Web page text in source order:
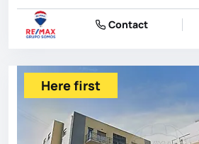
Contact
Here first